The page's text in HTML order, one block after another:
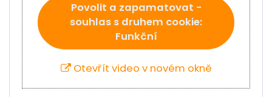
Povolit a zapamatovat -
souhlas s druhem cookie:
Funkční
Otevřít video v novém okně